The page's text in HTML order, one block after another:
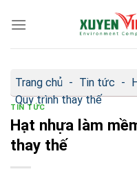
qua
Trang chủ - Tin tức -
Quy trình thay thế
TIN TỨC
Hạt nhựa làm
thay thế